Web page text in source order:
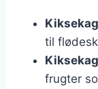
til
frugter